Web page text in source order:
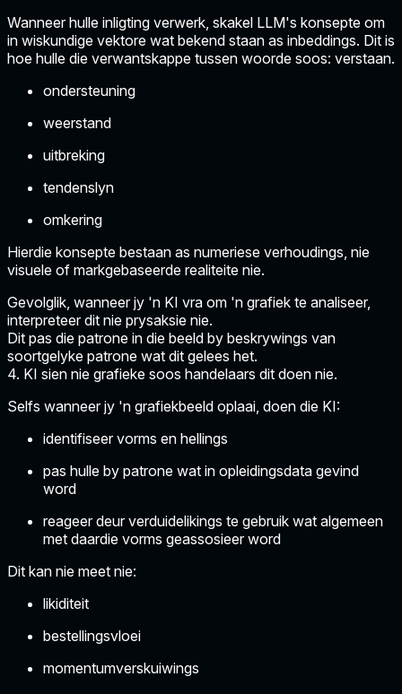
Wanneer hulle inligting verwerk, skakel LLM's konsepte om
in wiskundige vektore wat bekend staan as inbeddings. Dit is
hoe hulle die verwantskappe tussen woorde soos: verstaan.
ondersteuning
weerstand
uitbreking
tendenslyn
omkering
Hierdie konsepte bestaan as numeriese verhoudings, nie
visuele of markgebaseerde realiteite nie.
Gevolglik, wanneer jy 'n KI vra om 'n grafiek te analiseer,
interpreteer dit nie prysaksie nie.
Dit pas die patrone in die beeld by beskrywings van
soortgelyke patrone wat dit gelees het.
4. KI sien nie grafieke soos handelaars dit doen nie.
Selfs wanneer jy 'n grafiekbeeld oplaai, doen die KI:
identifiseer vorms en hellings
pas hulle by patrone wat in opleidingsdata gevind
word
reageer deur verduidelikings te gebruik wat algemeen
met daardie vorms geassosieer word
Dit kan nie meet nie:
likiditeit
bestellingsvloei
momentumverskuiwings